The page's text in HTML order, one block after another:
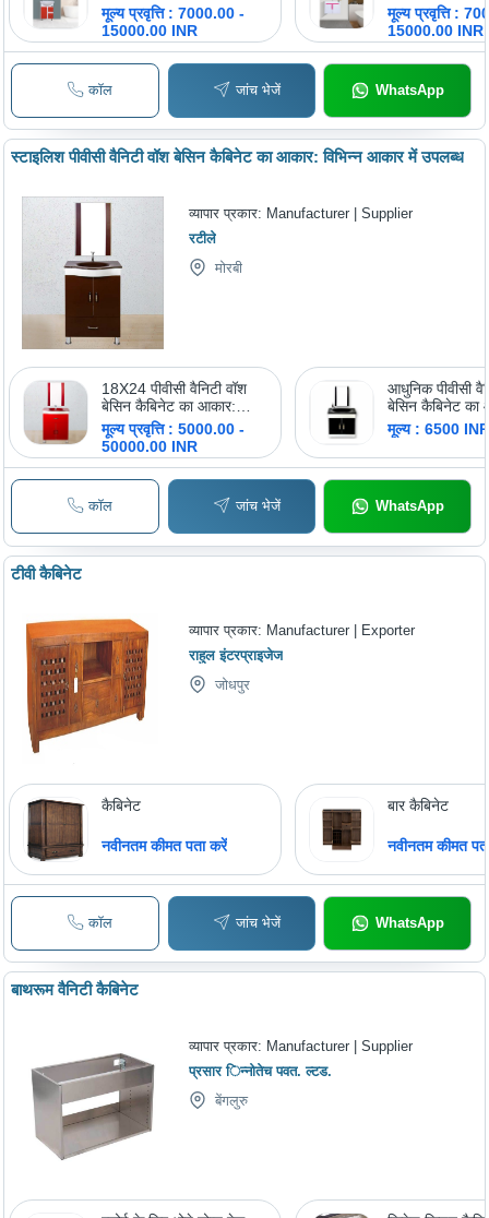
मूल्य प्रवृत्ति : 7000.00 -
15000.00 INR
मूल्य प्रवृत्ति :
15000.00 INR
कॉल जांच भेजें WhatsApp
स्टाइलिश पीवीसी वैनिटी वॉश बेसिन कैबिनेट का आकार: विभिन्न आकार में उपलब्ध
व्यापार प्रकार: Manufacturer | Supplier
रटीले
मोरबी
18X24 पीवीसी वैनिटी वॉश
बेसिन कैबिनेट का आकार:
विभिन्न आकार में उपलब्ध
मूल्य प्रवृत्ति : 5000.00 -
50000.00 INR
आधुनिक पीवीसी
बेसिन कैबिनेट का
विभिन्न आकार में
मूल्य : 6500
कॉल जांच भेजें WhatsApp
टीवी कैबिनेट
व्यापार प्रकार: Manufacturer | Exporter
राहुल इंटरप्राइजेज
जोधपुर
कैबिनेट
नवीनतम कीमत पता करें
बार कैबिनेट
नवीनतम कीमत
कॉल जांच भेजें WhatsApp
बाथरूम वैनिटी कैबिनेट
व्यापार प्रकार: Manufacturer | Supplier
प्रसार िन्नोतेच पवत. ल्टड.
बेंगलुरु